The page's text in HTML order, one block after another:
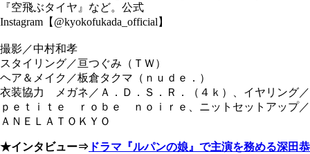
『空飛ぶタイヤ』など。公式
Instagram【@kyokofukada_official】
撮影／中村和孝
スタイリング／亘つぐみ（ＴＷ）
ヘア＆メイク／板倉タクマ（ｎｕｄｅ．）
衣装協力 メガネ／Ａ．Ｄ．Ｓ．Ｒ．（４ｋ）、イヤリング／
ｐｅｔｉｔｅ ｒｏｂｅ ｎｏｉｒｅ、ニットセットアップ／
ＡＮＥＬＡＴＯＫＹＯ
★インタビュー⇒ ドラマ『ルパンの娘』で主演を務める深田恭